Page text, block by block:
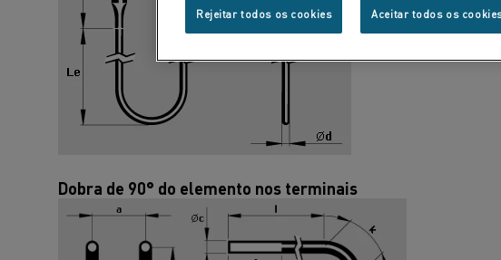
Dobra de 90° do elemento nos terminais
Rejeitar todos os cookies Aceitar todos os